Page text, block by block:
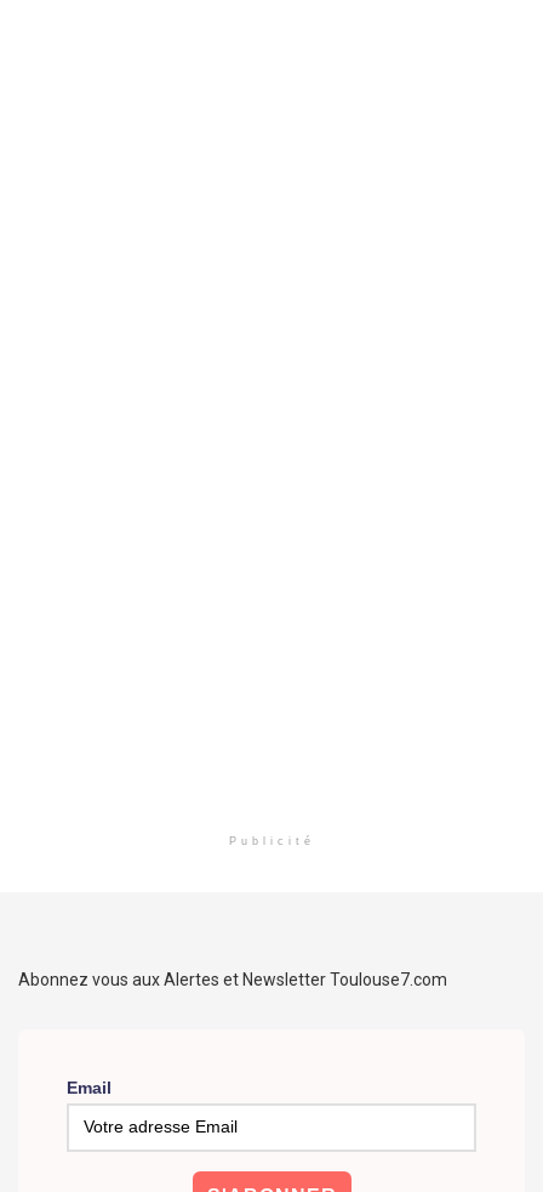
Publicité
Abonnez vous aux Alertes et Newsletter Toulouse7.com
Email